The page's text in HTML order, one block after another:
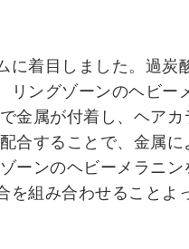
に着目しました。過炭
ングゾーンのヘビー
金属が付着し、ヘアカ
合することで、金属に
ーンのヘビーメラニン
組み合わせることよ